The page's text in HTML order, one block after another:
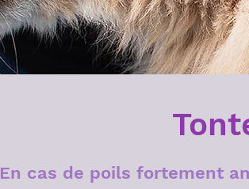
En cas de poils fortement